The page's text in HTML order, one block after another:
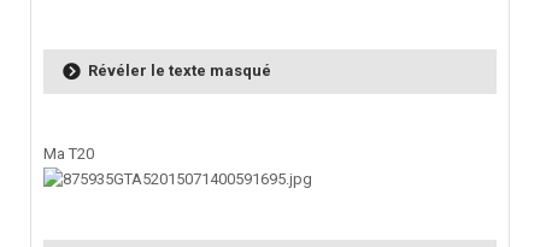
Révéler le texte masqué
Ma T20